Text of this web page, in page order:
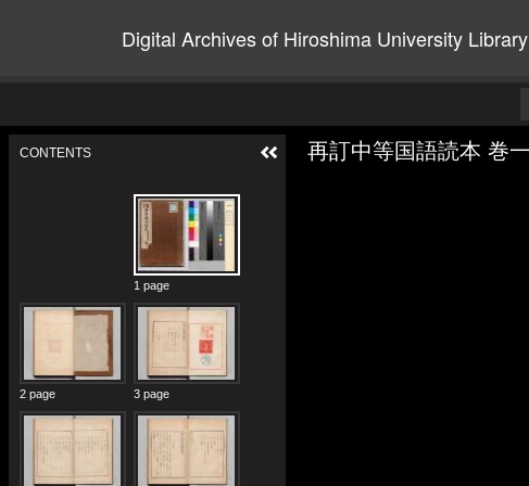
Digital Archives of Hiroshima University Library